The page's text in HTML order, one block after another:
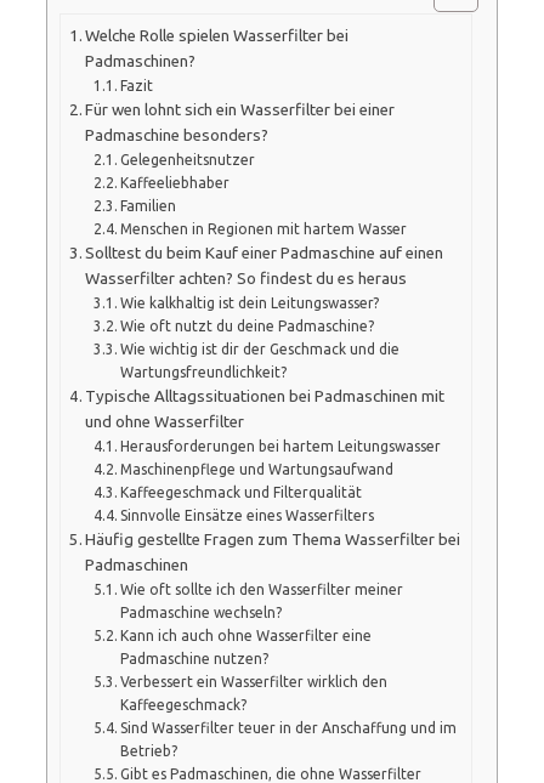
Welche Rolle spielen Wasserfilter bei
Padmaschinen?
Fazit
Für wen lohnt sich ein Wasserfilter bei einer
Padmaschine besonders?
Gelegenheitsnutzer
Kaffeeliebhaber
Familien
Menschen in Regionen mit hartem Wasser
Solltest du beim Kauf einer Padmaschine auf einen
Wasserfilter achten? So findest du es heraus
Wie kalkhaltig ist dein Leitungswasser?
Wie oft nutzt du deine Padmaschine?
Wie wichtig ist dir der Geschmack und die
Wartungsfreundlichkeit?
Typische Alltagssituationen bei Padmaschinen mit
und ohne Wasserfilter
Herausforderungen bei hartem Leitungswasser
Maschinenpflege und Wartungsaufwand
Kaffeegeschmack und Filterqualität
Sinnvolle Einsätze eines Wasserfilters
Häufig gestellte Fragen zum Thema Wasserfilter bei
Padmaschinen
Wie oft sollte ich den Wasserfilter meiner
Padmaschine wechseln?
Kann ich auch ohne Wasserfilter eine
Padmaschine nutzen?
Verbessert ein Wasserfilter wirklich den
Kaffeegeschmack?
Sind Wasserfilter teuer in der Anschaffung und im
Betrieb?
Gibt es Padmaschinen, die ohne Wasserfilter